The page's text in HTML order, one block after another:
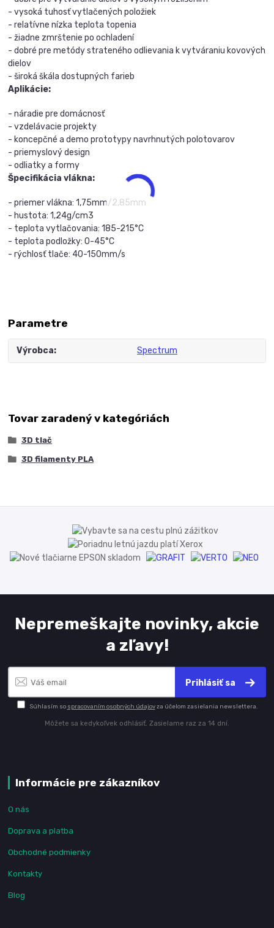
- vysoká tuhosť vytlačených položiek
- relatívne nízka teplota topenia
- žiadne zmrštenie po ochladení
- dobré pre metódy strateného odlievania k vytváraniu kovových
dielov
- široká škála dostupných farieb
Aplikácie:
- náradie pre domácnosť
- vzdelávacie projekty
- koncepčné a demo prototypy navrhnutých polotovarov
- priemyslový design
- odliatky a formy
Špecifikácia vlákna:
- priemer vlákna: 1,75mm/2,85mm
- hustota: 1,24g/cm3
- teplota vytlačovania: 185-215°C
- teplota podložky: 0-45°C
- rýchlosť tlače: 40-150mm/s
Parametre
Výrobca Spectrum
Tovar zaradený v kategóriách
3D tlač
3D filamenty PLA
Nepremeškajte novinky, akcie
a zľavy!
Prihlásiť sa
Súhlasím so spracovaním osobných údajovza účelom zasielania newslettera.
Môžete sa kedykoľvek odhlásiť. Zasielame raz za 14 dní.
Informácie pre zákazníkov
O nás
Doprava a platba
Obchodné podmienky
Kontakty
Blog